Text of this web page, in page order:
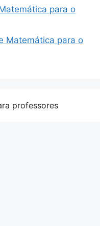
para o
Matemática para o
professores